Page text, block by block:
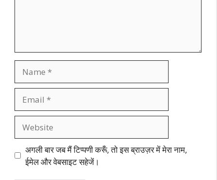
अगली बार जब मैं टिप्पणी करूँ, तो इस ब्राउज़र में मेरा नाम,
ईमेल और वेबसाइट सहेजें।